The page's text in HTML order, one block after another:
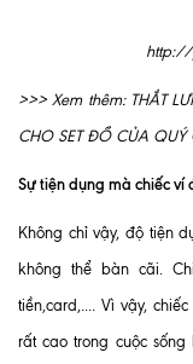
http://
>>> Xem thêm: THẮT
CHO SET ĐỒ CỦA QUÝ
Sự tiện dụng mà chiếc ví
Không chỉ vậy, độ tiện
không thể bàn cãi.
tiền,card,.... Vì vậy,
rất cao trong cuộc